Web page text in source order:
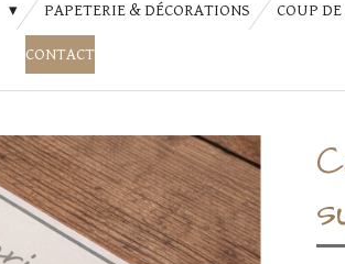
PAPETERIE & DÉCORATIONS COUP
CONTACT